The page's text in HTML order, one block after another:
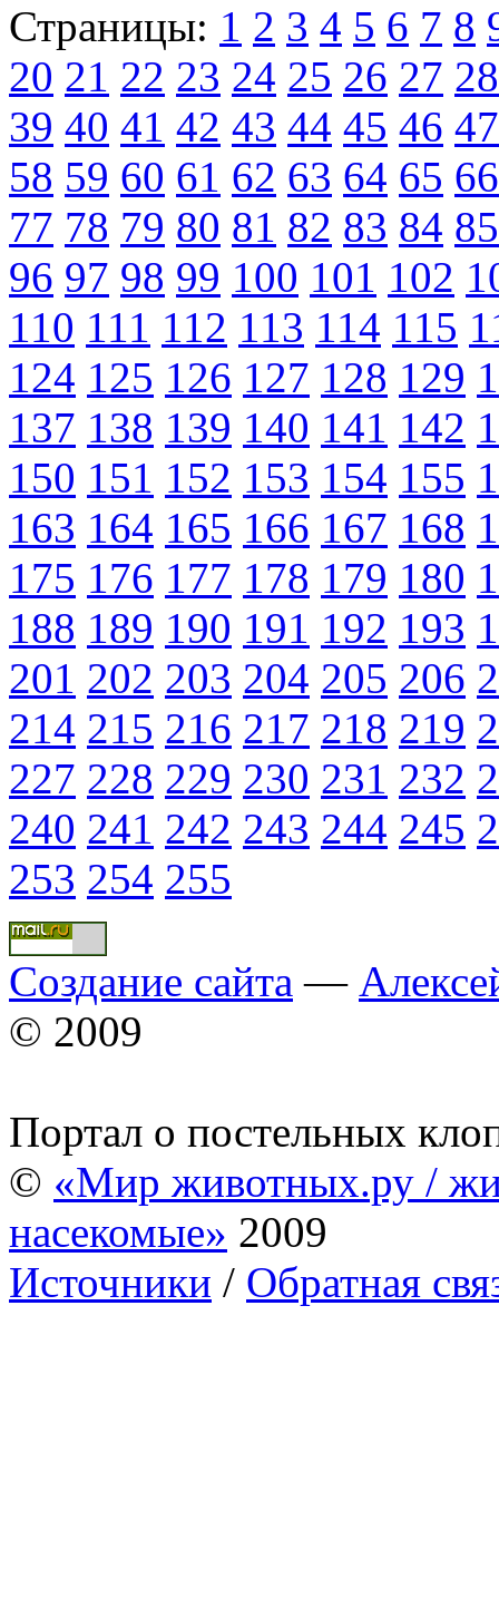
Страницы: 1 2 3 4 5 6 7 8
20 21 22 23 24 25 26 27 28
39 40 41 42 43 44 45 46 47
58 59 60 61 62 63 64 65 66
77 78 79 80 81 82 83 84 85
96 97 98 99 100 101 102
110 111 112 113 114 115
124 125 126 127 128 129
137 138 139 140 141 142
150 151 152 153 154 155
163 164 165 166 167 168
175 176 177 178 179 180
188 189 190 191 192 193
201 202 203 204 205 206
214 215 216 217 218 219
227 228 229 230 231 232
240 241 242 243 244 245
253 254 255
Создание сайта —
© 2009
Портал о постельных
© «Мир животных.ру /
насекомые» 2009
Источники / Обратная